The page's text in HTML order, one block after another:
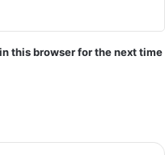
this browser for the next time